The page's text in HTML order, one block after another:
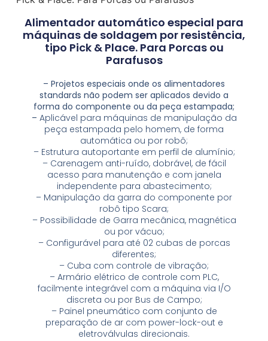
Alimentador automático especial para
máquinas de soldagem por resistência,
tipo Pick & Place. Para Porcas ou
Parafusos
– Projetos especiais onde os alimentadores
standards não podem ser aplicados devido a
forma do componente ou da peça estampada;
– Aplicável para máquinas de manipulação da
peça estampada pelo homem, de forma
automática ou por robô;
– Estrutura autoportante em perfil de alumínio;
– Carenagem anti-ruído, dobrável, de fácil
acesso para manutenção e com janela
independente para abastecimento;
– Manipulação da garra do componente por
robô tipo Scara;
– Possibilidade de Garra mecânica, magnética
ou por vácuo;
– Configurável para até 02 cubas de porcas
diferentes;
– Cuba com controle de vibração;
– Armário elétrico de controle com PLC,
facilmente integrável com a máquina via I/O
discreta ou por Bus de Campo;
– Painel pneumático com conjunto de
preparação de ar com power-lock-out e
eletroválvulas direcionais.